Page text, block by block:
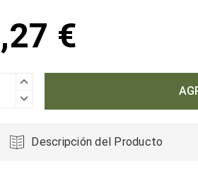
€
AUMENTAR
DISMINUIR
CANTIDAD:
Descripción del Producto